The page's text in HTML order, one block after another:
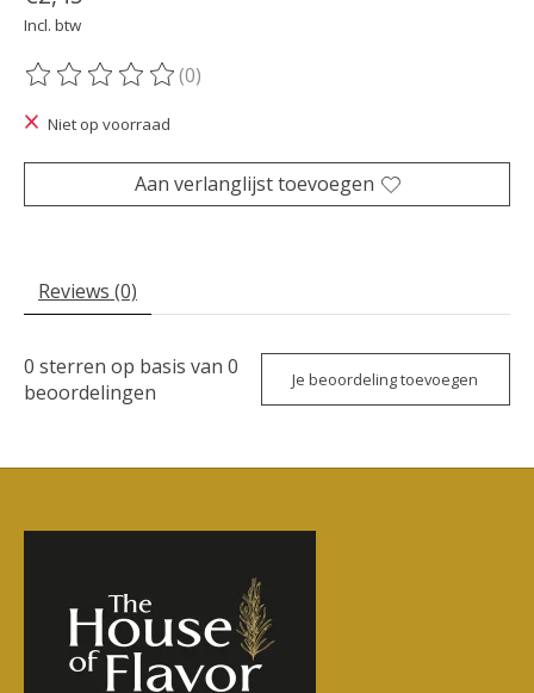
Incl. btw
De beoordeling van dit product is
(0)
Niet op voorraad
Aan verlanglijst toevoegen
Reviews (0)
0 sterren op basis van 0
beoordelingen
Je beoordeling toevoegen